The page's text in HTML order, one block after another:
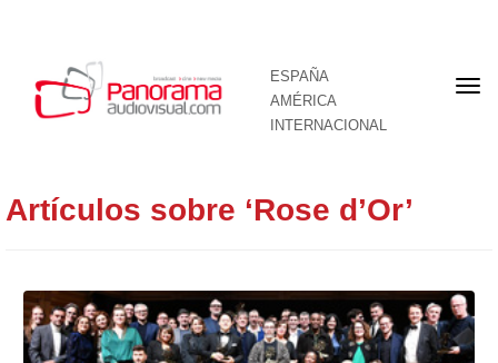
ESPAÑA
AMÉRICA
INTERNACIONAL
Artículos sobre ‘Rose d’Or’